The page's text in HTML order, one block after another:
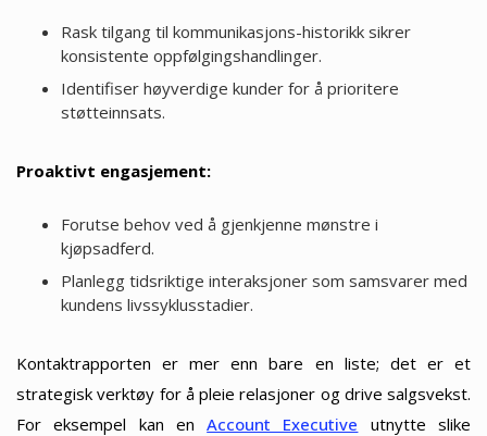
Rask tilgang til kommunikasjons-historikk sikrer
konsistente oppfølgingshandlinger.
Identifiser høyverdige kunder for å prioritere
støtteinnsats.
Proaktivt engasjement:
Forutse behov ved å gjenkjenne mønstre i
kjøpsadferd.
Planlegg tidsriktige interaksjoner som samsvarer med
kundens livssyklusstadier.
Kontaktrapporten er mer enn bare en liste; det er et
strategisk verktøy for å pleie relasjoner og drive salgsvekst.
For eksempel kan enAccount Executive utnytte slike